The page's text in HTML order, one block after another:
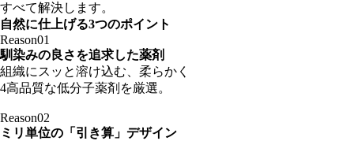
すべて解決します。
自然に仕上げる3つのポイント
Reason01
馴染みの良さを追求した薬剤
組織にスッと溶け込む、柔らかく
4高品質な低分子薬剤を厳選。
Reason02
ミリ単位の「引き算」デザイン